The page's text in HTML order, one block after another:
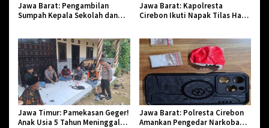
Jawa Barat: Pengambilan
Sumpah Kepala Sekolah dan
Pendidikan dan Birokrasi
Jawa Barat: Kapolresta
Cirebon Ikuti Napak Tilas Hari
Jawa Timur: Pamekasan Geger!
Anak Usia 5 Tahun Meninggal
Jawa Barat: Polresta Cirebon
Amankan Pengedar Narkoba